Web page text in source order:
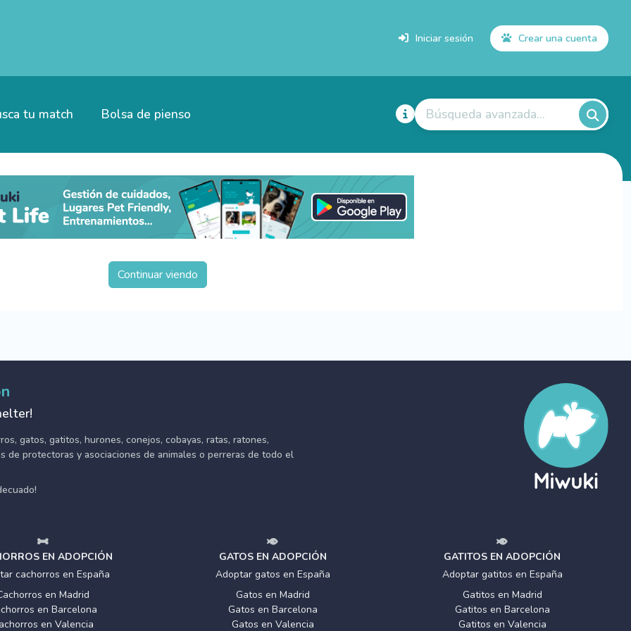
Iniciar sesión Crear una cuenta
tu match Bolsa de pienso Búsqueda avanzada...
Continuar viendo
gatos, gatitos, hurones, conejos, cobayas, ratas, ratones,
de protectoras y asociaciones de animales o perreras de todo el
EN ADOPCIÓN
cachorros en España
en Madrid
en Barcelona
en Valencia
GATOS EN ADOPCIÓN
Adoptar gatos en España
Gatos en Madrid
Gatos en Barcelona
Gatos en Valencia
GATITOS EN ADOPCIÓN
Adoptar gatitos en España
Gatitos en Madrid
Gatitos en Barcelona
Gatitos en Valencia